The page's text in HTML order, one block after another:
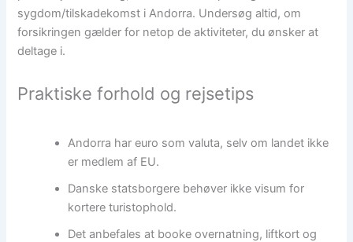
sygdom/tilskadekomst i Andorra. Undersøg altid, om
forsikringen gælder for netop de aktiviteter, du ønsker at
deltage i.
Praktiske forhold og rejsetips
Andorra har euro som valuta, selv om landet ikke
er medlem af EU.
Danske statsborgere behøver ikke visum for
kortere turistophold.
Det anbefales at booke overnatning, liftkort og